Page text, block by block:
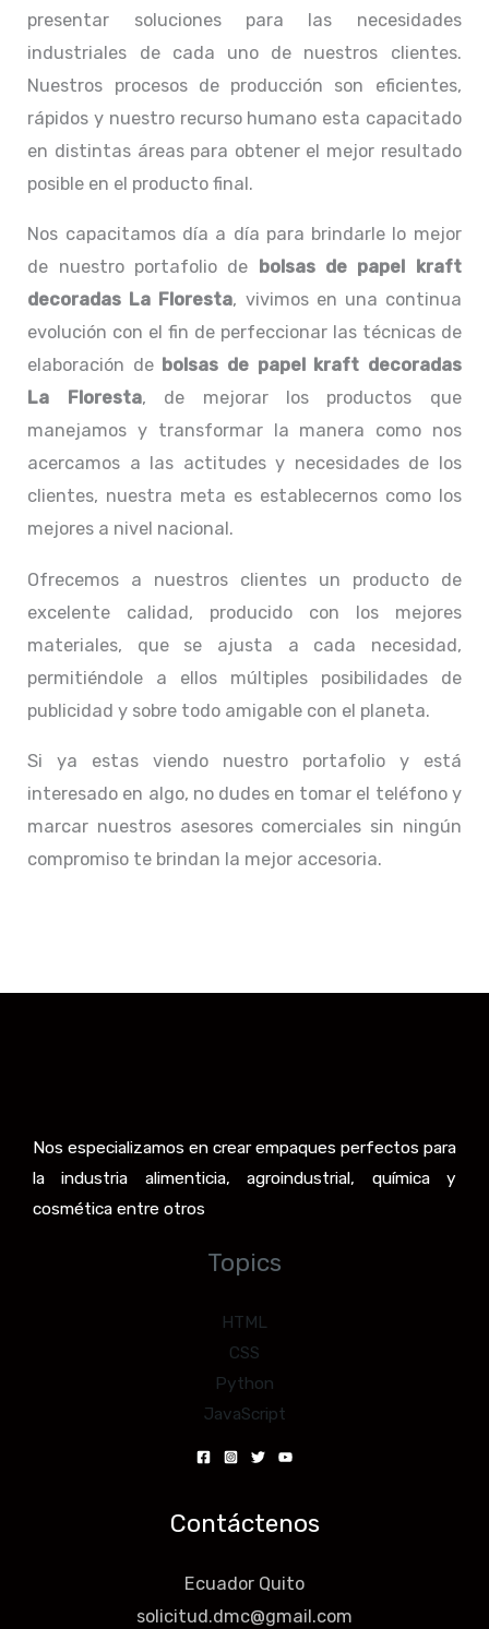
presentar soluciones para las necesidades
industriales de cada uno de nuestros clientes.
Nuestros procesos de producción son eficientes,
rápidos y nuestro recurso humano esta capacitado
en distintas áreas para obtener el mejor resultado
posible en el producto final.
Nos capacitamos día a día para brindarle lo mejor
de nuestro portafolio de
bolsas de papel kraft
decoradas La Floresta, vivimos en una continua
evolución con el fin de perfeccionar las técnicas de
elaboración de bolsas de papel kraft decoradas
La Floresta, de mejorar los productos que
manejamos y transformar la manera como nos
acercamos a las actitudes y necesidades de los
clientes, nuestra meta es establecernos como los
mejores a nivel nacional.
Ofrecemos a nuestros clientes un producto de
excelente calidad, producido con los mejores
materiales, que se ajusta a cada necesidad,
permitiéndole a ellos múltiples posibilidades de
publicidad y sobre todo amigable con el planeta.
Si ya estas viendo nuestro portafolio y está
interesado en algo, no dudes en tomar el teléfono y
marcar nuestros asesores comerciales sin ningún
compromiso te brindan la mejor accesoria.
Nos especializamos en crear empaques perfectos para
la industria alimenticia, agroindustrial, química y
cosmética entre otros
Topics
HTML
CSS
Python
JavaScript
Contáctenos
Ecuador Quito
solicitud.dmc@gmail.com